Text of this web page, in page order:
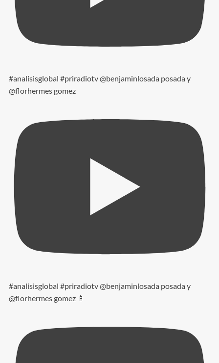
#analisisglobal #priradiotv @benjaminlosada posada y
@florhermes gomez
#analisisglobal #priradiotv @benjaminlosada posada y
@florhermes gomez 📱